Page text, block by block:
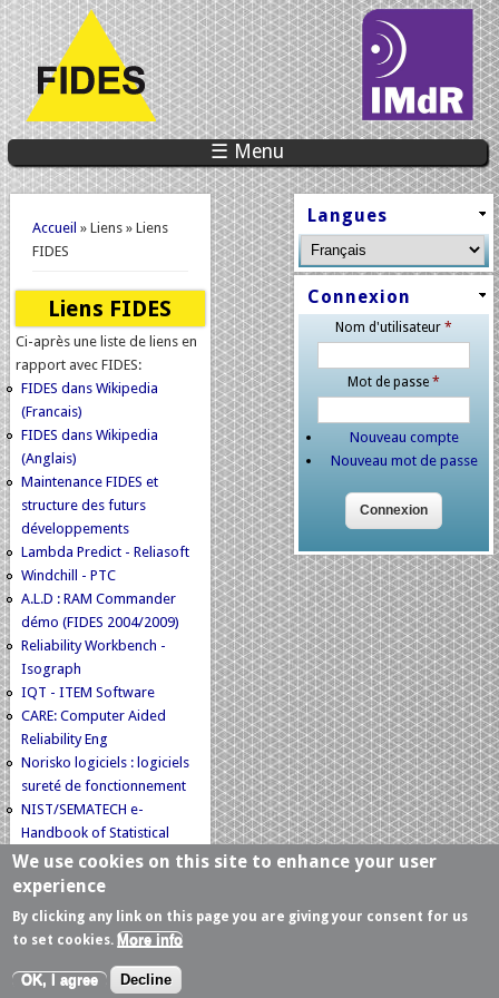
☰ Menu
Vous êtes ici
Accueil » Liens » Liens
FIDES
Liens FIDES
Ci-après une liste de liens en
rapport avec FIDES:
FIDES dans Wikipedia
(Francais)
FIDES dans Wikipedia
(Anglais)
Maintenance FIDES et
structure des futurs
développements
Lambda Predict - Reliasoft
Windchill - PTC
A.L.D : RAM Commander
démo (FIDES 2004/2009)
Reliability Workbench -
Isograph
IQT - ITEM Software
CARE: Computer Aided
Reliability Eng
Norisko logiciels : logiciels
sureté de fonctionnement
NIST/SEMATECH e-
Handbook of Statistical
Methods
APSYS Training, on FIDES
Langues
Connexion
Nom d'utilisateur *
Mot de passe *
Nouveau compte
Nouveau mot de passe
Confidentialité
We use cookies on this site to enhance your user
experience
By clicking any link on this page you are giving your consent for us
to set cookies. More info
OK, I agree Decline